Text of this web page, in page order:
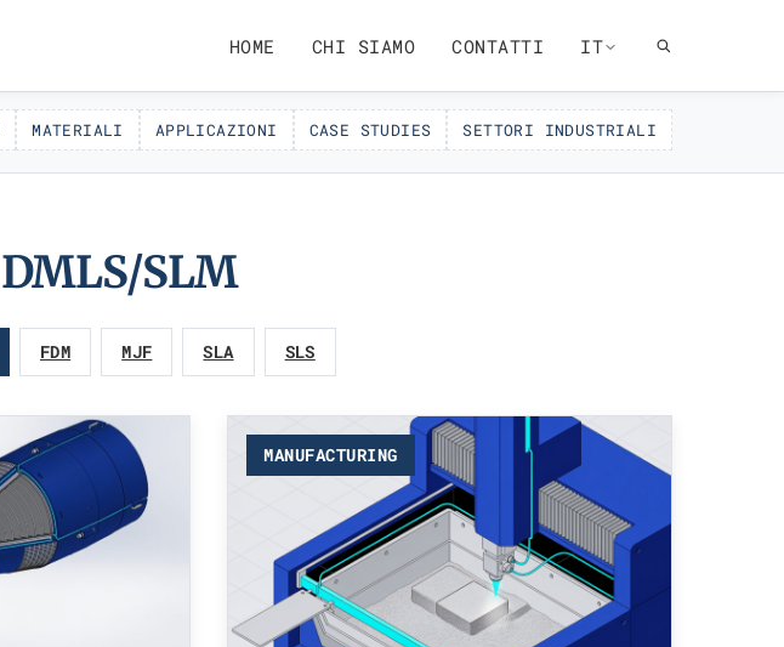
HOME CHI SIAMO CONTATTI IT
MATERIALI APPLICAZIONI CASE STUDIES SETTORI INDUSTRIALI
DMLS/SLM
FDM MJF SLA SLS
MANUFACTURING